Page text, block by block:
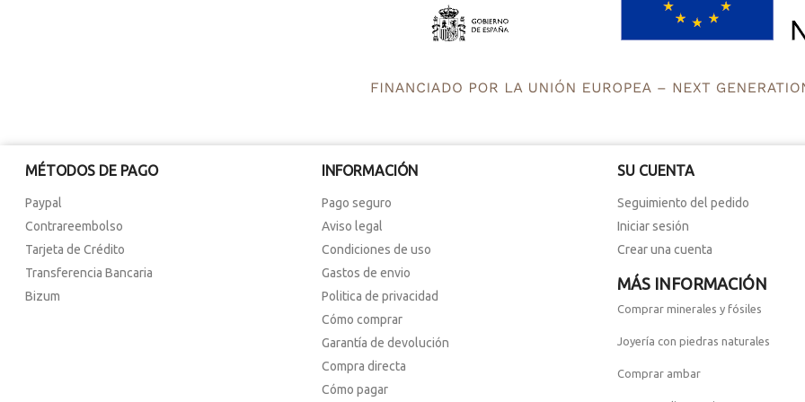
MÉTODOS DE PAGO
Paypal
Contrareembolso
Tarjeta de Crédito
Transferencia Bancaria
Bizum
INFORMACIÓN
Pago seguro
Aviso legal
Condiciones de uso
Gastos de envio
Politica de privacidad
Cómo comprar
Garantía de devolución
Compra directa
Cómo pagar
SU CUENTA
Seguimiento del pedido
Iniciar sesión
Crear una cuenta
MÁS INFORMACIÓN
Comprar minerales y fósiles
Joyería con piedras naturales
Comprar ambar